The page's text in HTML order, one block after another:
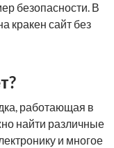
безопасности. В
кракен сайт без
работающая в
найти различные
и многое